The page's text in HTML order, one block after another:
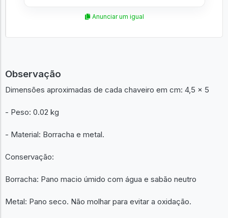
Anunciar um igual
Observação
Dimensões aproximadas de cada chaveiro em cm: 4,5 x 5
- Peso: 0.02 kg
- Material: Borracha e metal.
Conservação:
Borracha: Pano macio úmido com água e sabão neutro
Metal: Pano seco. Não molhar para evitar a oxidação.